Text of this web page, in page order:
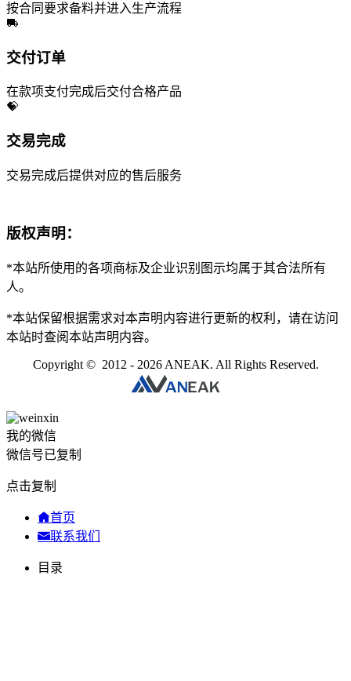
按合同要求备料并进入生产流程
交付订单
在款项支付完成后交付合格产品
交易完成
交易完成后提供对应的售后服务
版权声明：
*本站所使用的各项商标及企业识别图示均属于其合法所有
人。
*本站保留根据需求对本声明内容进行更新的权利，请在访问
本站时查阅本站声明内容。
Copyright © 2012 - 2026 ANEAK. All Rights Reserved.
我的微信
微信号已复制
点击复制
首页
联系我们
目录